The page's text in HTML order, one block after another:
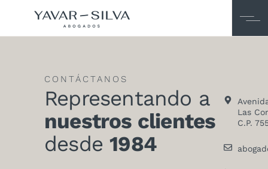
CONTÁCTANOS
Representando a
nuestros clientes
desde1984
Las
C.P.